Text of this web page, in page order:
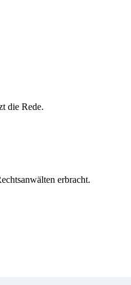
die Rede.
erbracht.